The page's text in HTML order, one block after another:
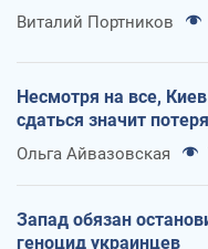
Виталий Портников
Несмотря на все,
сдаться значит
Ольга Айвазовская
Запад обязан
геноцид украинцев